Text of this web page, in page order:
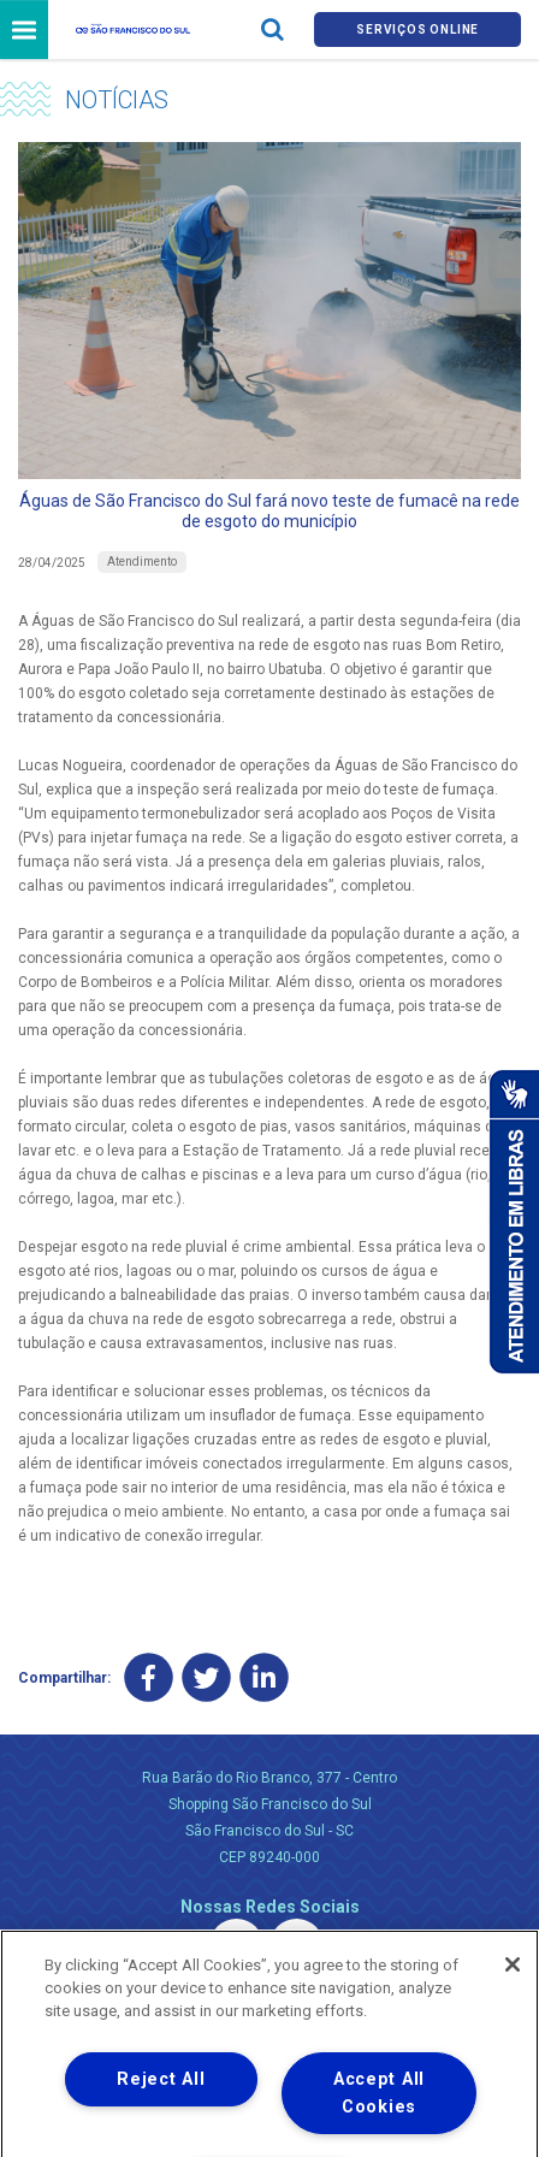
SERVIÇOS ONLINE
NOTÍCIAS
Águas de São Francisco do Sul fará novo teste de fumacê na rede
de esgoto do município
28/04/2025 Atendimento
A Águas de São Francisco do Sul realizará, a partir desta segunda-feira (dia
28), uma fiscalização preventiva na rede de esgoto nas ruas Bom Retiro,
Aurora e Papa João Paulo II, no bairro Ubatuba. O objetivo é garantir que
100% do esgoto coletado seja corretamente destinado às estações de
tratamento da concessionária.
Lucas Nogueira, coordenador de operações da Águas de São Francisco do
Sul, explica que a inspeção será realizada por meio do teste de fumaça.
“Um equipamento termonebulizador será acoplado aos Poços de Visita
(PVs) para injetar fumaça na rede. Se a ligação do esgoto estiver correta, a
fumaça não será vista. Já a presença dela em galerias pluviais, ralos,
calhas ou pavimentos indicará irregularidades”, completou.
Para garantir a segurança e a tranquilidade da população durante a ação, a
concessionária comunica a operação aos órgãos competentes, como o
Corpo de Bombeiros e a Polícia Militar. Além disso, orienta os moradores
para que não se preocupem com a presença da fumaça, pois trata-se de
uma operação da concessionária.
É importante lembrar que as tubulações coletoras de esgoto e as de águas
pluviais são duas redes diferentes e independentes. A rede de esgoto, em
formato circular, coleta o esgoto de pias, vasos sanitários, máquinas de
lavar etc. e o leva para a Estação de Tratamento. Já a rede pluvial recebe a
água da chuva de calhas e piscinas e a leva para um curso d’água (rio,
córrego, lagoa, mar etc.).
Despejar esgoto na rede pluvial é crime ambiental. Essa prática leva o
esgoto até rios, lagoas ou o mar, poluindo os cursos de água e
prejudicando a balneabilidade das praias. O inverso também causa danos:
a água da chuva na rede de esgoto sobrecarrega a rede, obstrui a
tubulação e causa extravasamentos, inclusive nas ruas.
Para identificar e solucionar esses problemas, os técnicos da
concessionária utilizam um insuflador de fumaça. Esse equipamento
ajuda a localizar ligações cruzadas entre as redes de esgoto e pluvial,
além de identificar imóveis conectados irregularmente. Em alguns casos,
a fumaça pode sair no interior de uma residência, mas ela não é tóxica e
não prejudica o meio ambiente. No entanto, a casa por onde a fumaça sai
é um indicativo de conexão irregular.
Compartilhar:
Rua Barão do Rio Branco, 377 - Centro
Shopping São Francisco do Sul
São Francisco do Sul - SC
CEP 89240-000
Nossas Redes Sociais
Uma empresa
Copyright ® 2026 - Todos os Direitos Reservados.
Nossa natureza movimenta a vida
By clicking “Accept All Cookies”, you agree to the storing of
cookies on your device to enhance site navigation, analyze
site usage, and assist in our marketing efforts.
Accept All
Cookies
Reject All